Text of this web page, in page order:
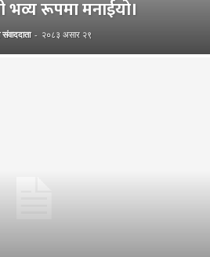
भव्य रूपमा मनाईयो।
संवाददाता - २०८३ असार २९